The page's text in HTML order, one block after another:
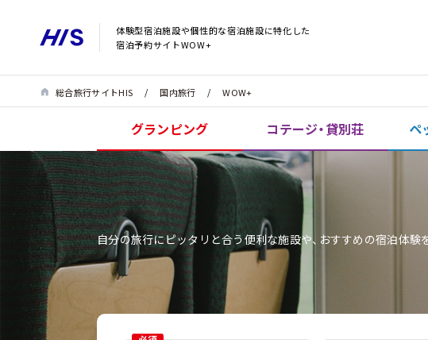
体験型宿泊施設や個性的な宿泊施設に特化した
宿泊予約サイトWOW+
総合旅行サイトHIS 国内旅行 WOW+
グランピング コテージ・貸別荘 ペ
自分の旅行にピッタリと合う便利な施設や、おすすめの宿泊体験